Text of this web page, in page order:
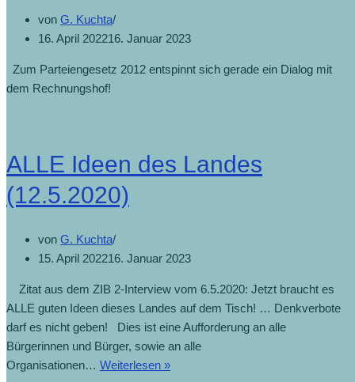
von G. Kuchta
16. April 202216. Januar 2023
Zum Parteiengesetz 2012 entspinnt sich gerade ein Dialog mit
dem Rechnungshof!
ALLE Ideen des Landes
(12.5.2020)
von G. Kuchta
15. April 202216. Januar 2023
Zitat aus dem ZIB 2-Interview vom 6.5.2020: Jetzt braucht es
ALLE guten Ideen dieses Landes auf dem Tisch! … Denkverbote
darf es nicht geben! Dies ist eine Aufforderung an alle
Bürgerinnen und Bürger, sowie an alle
Organisationen… Weiterlesen »